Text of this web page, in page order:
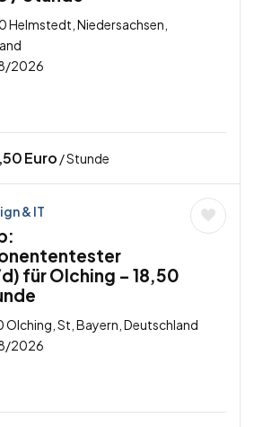
Helmstedt, Niedersachsen,
2026
Euro / Stunde
& IT
für Olching – 18,50
Olching, St, Bayern, Deutschland
2026